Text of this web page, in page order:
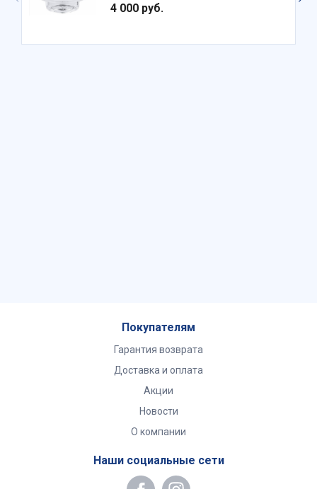
4 000 руб.
Покупателям
Гарантия возврата
Доставка и оплата
Акции
Новости
О компании
Наши социальные сети